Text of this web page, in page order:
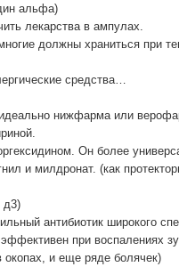
альфа)
лекарства в ампулах.
должны храниться при
средства…
нижфарма или
Он более
и милдронат. (как
д3)
антибиотик широкого
при воспалениях
окопах, и еще ряде болячек)